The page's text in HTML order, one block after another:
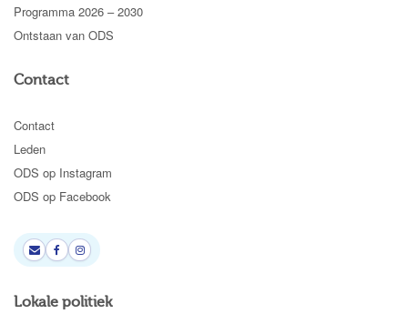
Programma 2026 – 2030
Ontstaan van ODS
Contact
Contact
Leden
ODS op Instagram
ODS op Facebook
Lokale politiek